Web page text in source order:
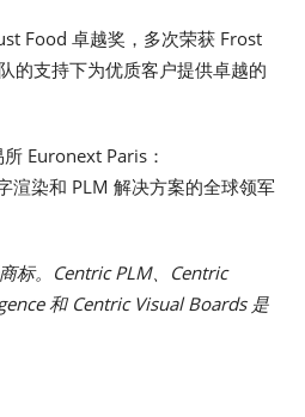
Food 卓越奖，多次荣获 Frost
的支持下为优质客户提供卓越的
Euronext Paris：
渲染和 PLM 解决方案的全球领军
标。Centric PLM、Centric
和 Centric Visual Boards 是